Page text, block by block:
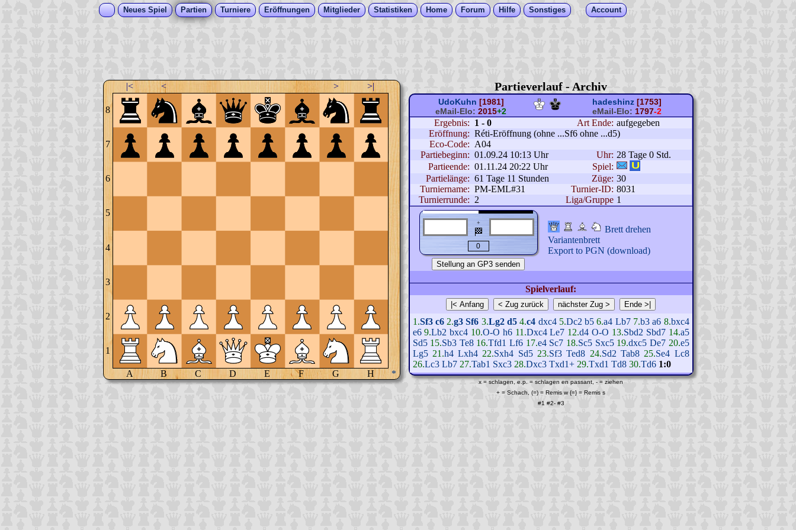
Neues Spiel Partien Turniere Eröffnungen Mitglieder Statistiken Home Forum Hilfe Sonstiges Account
|< < > >|
8
7
6
5
4
3
2
1
A B C D E F G H *
Partieverlauf - Archiv
UdoKuhn [1981]
eMail-Elo: 2015+2
hadeshinz [1753]
eMail-Elo: 1797-2
Ergebnis: 1 - 0 Art Ende: aufgegeben
Eröffnung: Réti-Eröffnung (ohne ...Sf6 ohne ...d5)
Eco-Code: A04
Partiebeginn: 01.09.24 10:13 Uhr Uhr: 28 Tage 0 Std.
Partieende: 01.11.24 20:22 Uhr
Spiel:
Partielänge: 61 Tage 11 Stunden Züge: 30
Turniername: PM-EML#31 Turnier-ID: 8031
Turnierrunde: 2 Liga/Gruppe 1
+
🏁
Brett drehen
Variantenbrett
Export to PGN (download)
Spielverlauf:
1.Sf3 c6 2.g3 Sf6 3.Lg2 d5 4.c4 dxc4 5.Dc2 b5 6.a4 Lb7 7.b3 a6 8.bxc4
e6 9.Lb2 bxc4 10.O-O h6 11.Dxc4 Le7 12.d4 O-O 13.Sbd2 Sbd7 14.a5
Sd5 15.Sb3 Te8 16.Tfd1 Lf6 17.e4 Sc7 18.Sc5 Sxc5 19.dxc5 De7 20.e5
Lg5 21.h4 Lxh4 22.Sxh4 Sd5 23.Sf3 Ted8 24.Sd2 Tab8 25.Se4 Lc8
26.Lc3 Lb7 27.Tab1 Sxc3 28.Dxc3 Txd1+ 29.Txd1 Td8 30.Td6 1:0
x = schlagen, e.p. = schlagen en passant, - = ziehen
+ = Schach, (=) = Remis w {=} = Remis s
#1 #2-#3